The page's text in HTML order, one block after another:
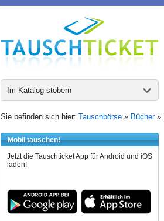
Im Katalog stöbern
Sie befinden sich hier: Tauschbörse » Bücher»
Mobil tauschen!
Jetzt die Tauschticket App für Android und iOS
laden!